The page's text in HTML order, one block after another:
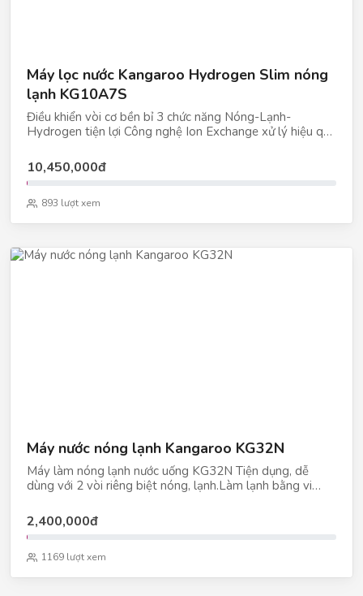
Máy lọc nước Kangaroo Hydrogen Slim nóng
lạnh KG10A7S
Điều khiển vòi cơ bền bỉ 3 chức năng Nóng-Lạnh-
Hydrogen tiện lợi Công nghệ Ion Exchange xử lý hiệu quả
việt tốt cho sức khỏe
10,450,000đ
893 lượt xem
Máy nước nóng lạnh Kangaroo KG32N
Máy làm nóng lạnh nước uống KG32N Tiện dụng, dễ
dùng với 2 vòi riêng biệt nóng, lạnh.Làm lạnh bằng vi
2,400,000đ
1169 lượt xem